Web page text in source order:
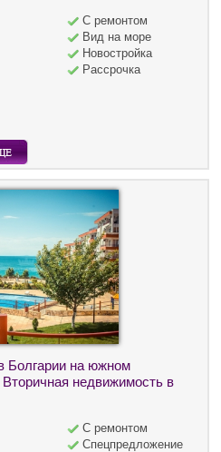
С ремонтом
Вид на море
Новостройка
Рассрочка
Болгарии на южном
недвижимость в
С ремонтом
Спецпредложение